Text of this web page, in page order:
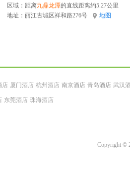
区域：距离九鼎龙潭的直线距离约5.27公里
地址： 丽江古城区祥和路276号 地图
店 厦门酒店 杭州酒店 南京酒店 青岛酒店 武汉
东莞酒店 珠海酒店
Copyright ©